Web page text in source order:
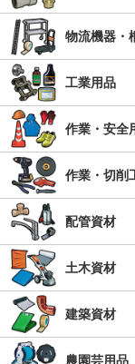
物流機器・
工業用品
作業・安全
作業・切削
配管資材
土木資材
建築資材
農園芸用品